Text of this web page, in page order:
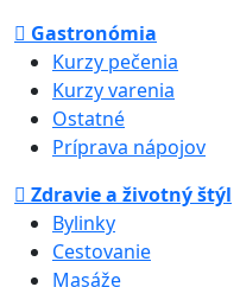
Gastronómia
Kurzy pečenia
Kurzy varenia
Ostatné
Príprava nápojov
Zdravie a životný štýl
Bylinky
Cestovanie
Masáže